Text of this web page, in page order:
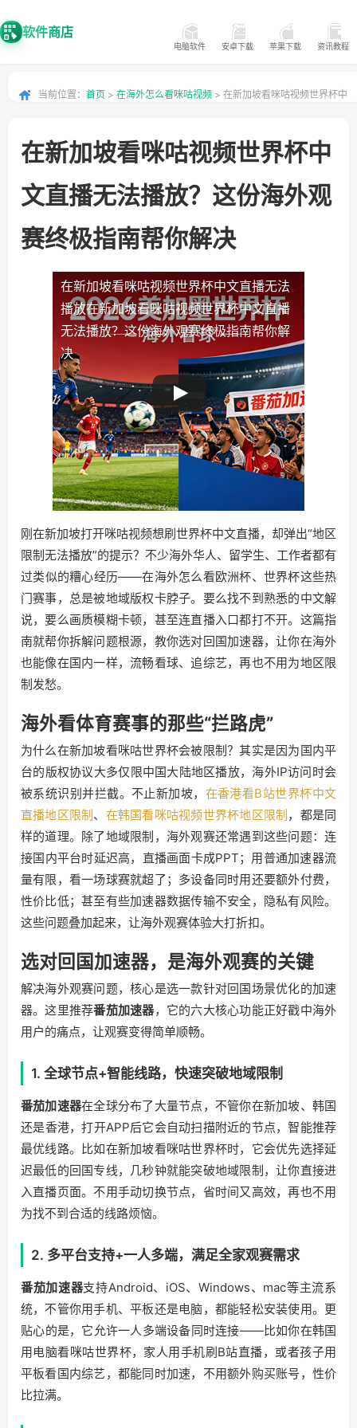
软件商店
电脑软件 安卓下载 苹果下载 资讯教程
当前位置： 首页 > 在海外怎么看咪咕视频 > 在新加坡看咪咕视频世界杯中
在新加坡看咪咕视频世界杯中
文直播无法播放？这份海外观
赛终极指南帮你解决
在新加坡看咪咕视频世界杯中文直播无法
播放在新加坡看咪咕视频世界杯中文直播
无法播放？这份海外观赛终极指南帮你解
决
刚在新加坡打开咪咕视频想刷世界杯中文直播，却弹出“地区
限制无法播放”的提示？不少海外华人、留学生、工作者都有
过类似的糟心经历——在海外怎么看欧洲杯、世界杯这些热
门赛事，总是被地域版权卡脖子。要么找不到熟悉的中文解
说，要么画质模糊卡顿，甚至连直播入口都打不开。这篇指
南就帮你拆解问题根源，教你选对回国加速器，让你在海外
也能像在国内一样，流畅看球、追综艺，再也不用为地区限
制发愁。
海外看体育赛事的那些“拦路虎”
为什么在新加坡看咪咕世界杯会被限制？其实是因为国内平
台的版权协议大多仅限中国大陆地区播放，海外IP访问时会
被系统识别并拦截。不止新加坡， 在香港看B站世界杯中文
直播地区限制、 在韩国看咪咕视频世界杯地区限制，都是同
样的道理。除了地域限制，海外观赛还常遇到这些问题：连
接国内平台时延迟高，直播画面卡成PPT；用普通加速器流
量有限，看一场球赛就超了；多设备同时用还要额外付费，
性价比低；甚至有些加速器数据传输不安全，隐私有风险。
这些问题叠加起来，让海外观赛体验大打折扣。
选对回国加速器，是海外观赛的关键
解决海外观赛问题，核心是选一款针对回国场景优化的加速
器。这里推荐番茄加速器，它的六大核心功能正好戳中海外
用户的痛点，让观赛变得简单顺畅。
1. 全球节点+智能线路，快速突破地域限制
番茄加速器在全球分布了大量节点，不管你在新加坡、韩国
还是香港，打开APP后它会自动扫描附近的节点，智能推荐
最优线路。比如在新加坡看咪咕世界杯时，它会优先选择延
迟最低的回国专线，几秒钟就能突破地域限制，让你直接进
入直播页面。不用手动切换节点，省时间又高效，再也不用
为找不到合适的线路烦恼。
2. 多平台支持+一人多端，满足全家观赛需求
番茄加速器支持Android、iOS、Windows、mac等主流系
统，不管你用手机、平板还是电脑，都能轻松安装使用。更
贴心的是，它允许一人多端设备同时连接——比如你在韩国
用电脑看咪咕世界杯，家人用手机刷B站直播，或者孩子用
平板看国内综艺，都能同时加速，不用额外购买账号，性价
比拉满。